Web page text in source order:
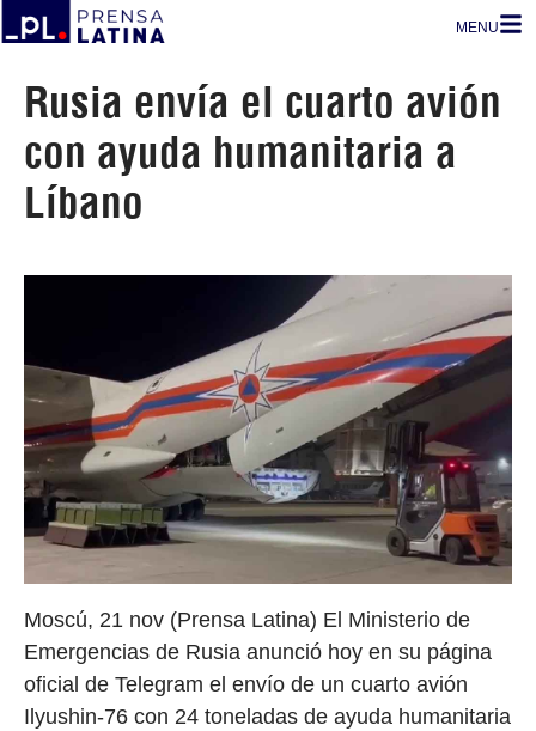
MENU
Rusia envía el cuarto avión
con ayuda humanitaria a
Líbano
Moscú, 21 nov (Prensa Latina) El Ministerio de
Emergencias de Rusia anunció hoy en su página
oficial de Telegram el envío de un cuarto avión
Ilyushin-76 con 24 toneladas de ayuda humanitaria